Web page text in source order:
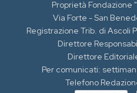
Proprietà Fondazione
Via Forte - San
Registrazione Trib. di Ascoli
Direttore
Direttore
Per comunicati:
Telefono